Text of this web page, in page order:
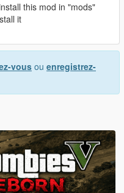
this mod in "mods"
it
vous ou enregistrez-